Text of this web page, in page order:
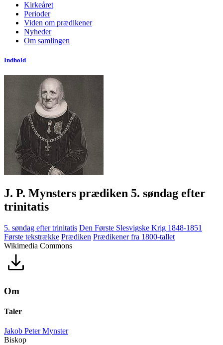
Kirkeåret
Perioder
Viden om prædikener
Nyheder
Om samlingen
Indhold
J. P. Mynsters prædiken 5. søndag efter
trinitatis
5. søndag efter trinitatis Den Første Slesvigske Krig 1848-1851
Første tekstrække Prædiken Prædikener fra 1800-tallet
Wikimedia Commons
Om
Taler
Jakob Peter Mynster
Biskop